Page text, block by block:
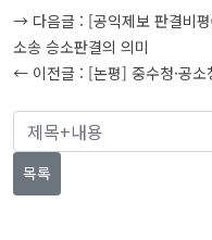
글
탐
색
→ 다음글 : [공익제보 판결비
소송 승소판결의 의미
← 이전글 : [논평] 중수청·공
목록